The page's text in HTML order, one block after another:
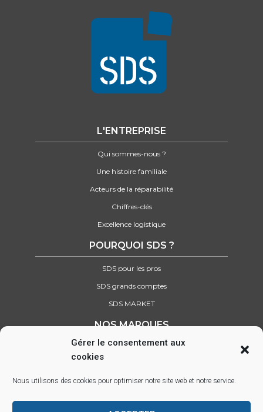
Gérer le consentement aux
cookies
Nous utilisons des cookies pour optimiser notre site web et notre service.
L'ENTREPRISE
Qui sommes-nous ?
Une histoire familiale
Acteurs de la réparabilité
Chiffres-clés
Excellence logistique
POURQUOI SDS ?
SDS pour les pros
SDS grands comptes
SDS MARKET
NOS MARQUES
Retrouvez tous nos partenaires